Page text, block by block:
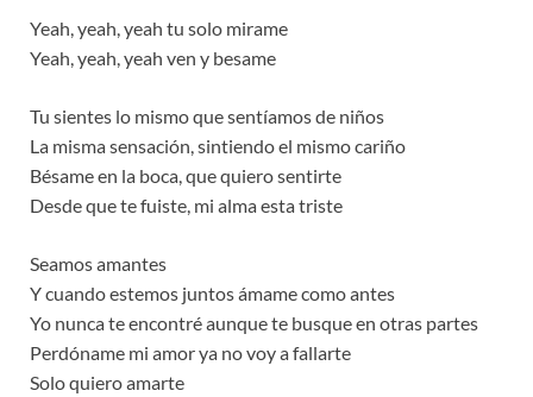
Yeah, yeah, yeah tu solo mirame
Yeah, yeah, yeah ven y besame
Tu sientes lo mismo que sentíamos de niños
La misma sensación, sintiendo el mismo cariño
Bésame en la boca, que quiero sentirte
Desde que te fuiste, mi alma esta triste
Seamos amantes
Y cuando estemos juntos ámame como antes
Yo nunca te encontré aunque te busque en otras partes
Perdóname mi amor ya no voy a fallarte
Solo quiero amarte